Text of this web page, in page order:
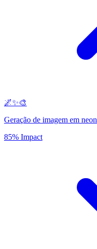
🌌✨🎨
Geração de imagem em neon
85% Impact